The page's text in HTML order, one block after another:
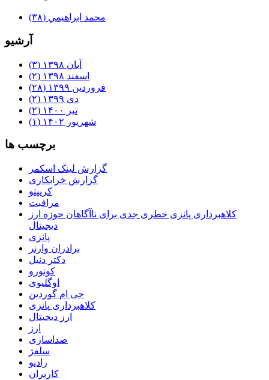
محمد ابراهيمي (۳۸)
آرشيو
آبان ۱۳۹۸
(۳)
اسفند ۱۳۹۸
(۲)
فروردین ۱۳۹۹
(۲۸)
دی ۱۳۹۹
(۲)
تیر ۱۴۰۰
(۲)
شهریور ۱۴۰۲
(۱)
برچسب ها
گزارش لینک اسکمر
گزارش خرابکاری
کریپتو
مراقبت
کلاهبرداری پانزی خطری جدی برای ناآگاهان حوزه ارز
دیجیتال
پانزی
برادران وارنر
دکتر دنیل
کونورو
اوگلیوی
جی ام گوردین
کلاهبرداری پانزی
ارز دیجیتال
ارز
صداسازی
سلفژ
رادیو
کاربران